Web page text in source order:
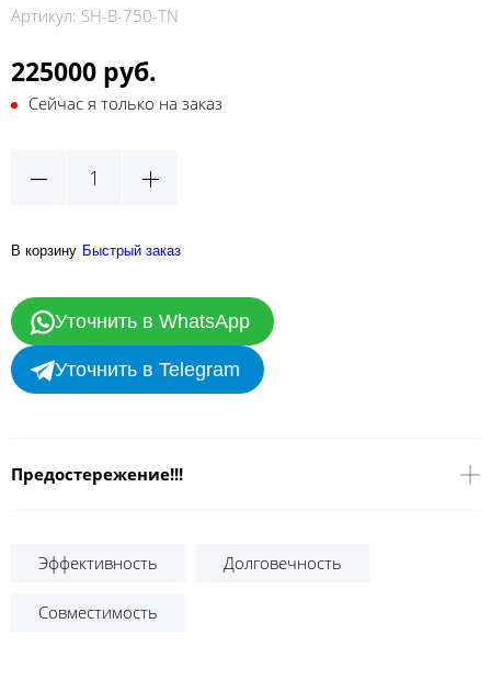
Артикул: SH-B-750-TN
225000 руб.
Сейчас я только на заказ
В корзину Быстрый заказ
Уточнить в WhatsApp
Уточнить в Telegram
Предостережение!!!
Эффективность Долговечность
Совместимость